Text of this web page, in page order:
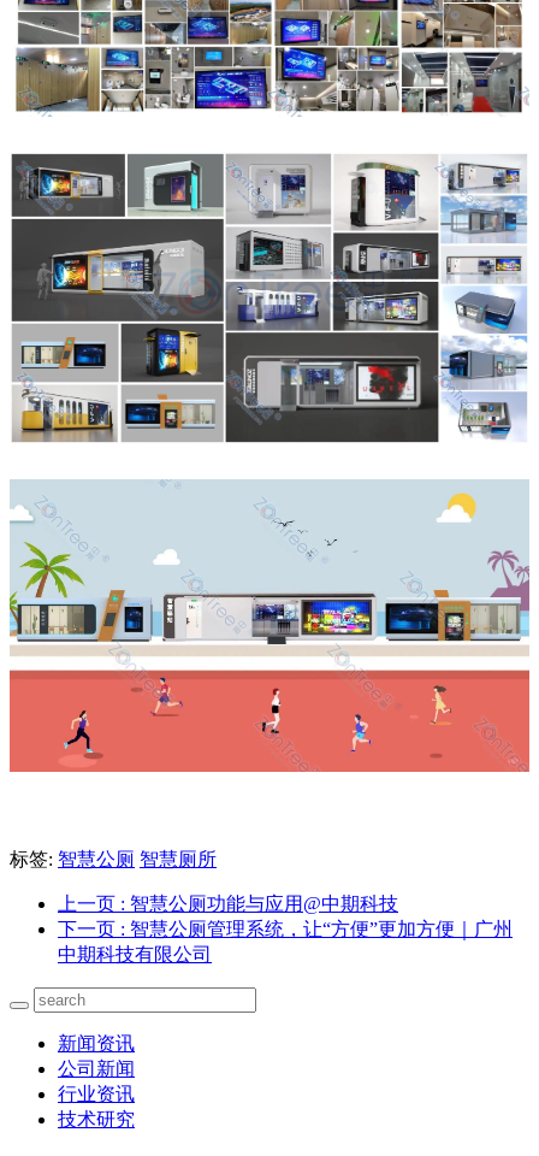
标签: 智慧公厕 智慧厕所
上一页 : 智慧公厕功能与应用@中期科技
下一页 : 智慧公厕管理系统，让“方便”更加方便｜广州
中期科技有限公司
新闻资讯
公司新闻
行业资讯
技术研究